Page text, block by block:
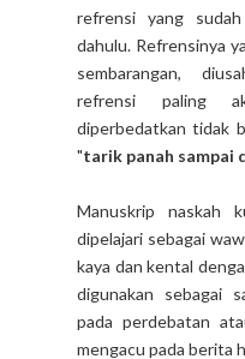
refrensi yang
dahulu. Refrensinya
sembarangan,
refrensi paling
diperbedatkan tidak
"tarik panah sampai
Manuskrip naskah
dipelajari sebagai
kaya dan kental
digunakan sebagai
pada perdebatan
mengacu pada berita